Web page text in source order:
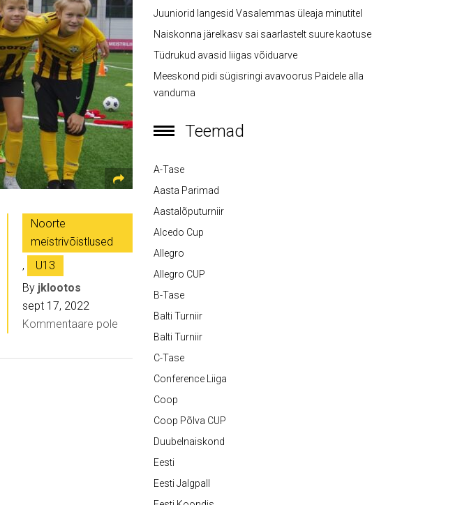
Noorte
meistrivõistlused
,
U13
By jklootos
sept 17, 2022
Kommentaare pole
Juuniorid langesid Vasalemmas üleaja minutitel
Naiskonna järelkasv sai saarlastelt suure kaotuse
Tüdrukud avasid liigas võiduarve
Meeskond pidi sügisringi avavoorus Paidele alla
vanduma
Teemad
A-Tase
Aasta Parimad
Aastalõputurniir
Alcedo Cup
Allegro
Allegro CUP
B-Tase
Balti Turniir
Balti Turniir
C-Tase
Conference Liiga
Coop
Coop Põlva CUP
Duubelnaiskond
Eesti
Eesti Jalgpall